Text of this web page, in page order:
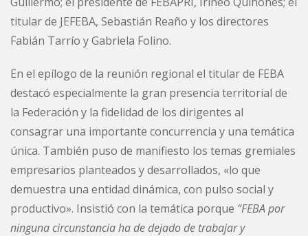
titular de JEFEBA, Sebastián Reaño y los directores
Fabián Tarrío y Gabriela Folino.
En el epílogo de la reunión regional el titular de FEBA
destacó especialmente la gran presencia territorial de
la Federación y la fidelidad de los dirigentes al
consagrar una importante concurrencia y una temática
única. También puso de manifiesto los temas gremiales
empresarios planteados y desarrollados, «lo que
demuestra una entidad dinámica, con pulso social y
productivo». Insistió con la temática porque “FEBA por
ninguna circunstancia ha de dejado de trabajar y